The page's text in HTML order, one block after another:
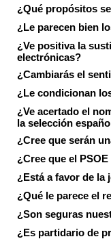
¿Qué propósitos
¿Le parecen bien
¿Ve positiva la
electrónicas?
¿Cambiarás el
¿Le condicionan
¿Ve acertado el
la selección
¿Cree que serán
¿Cree que el
¿Está a favor de la
¿Qué le parece el
¿Son seguras
¿Es partidario de